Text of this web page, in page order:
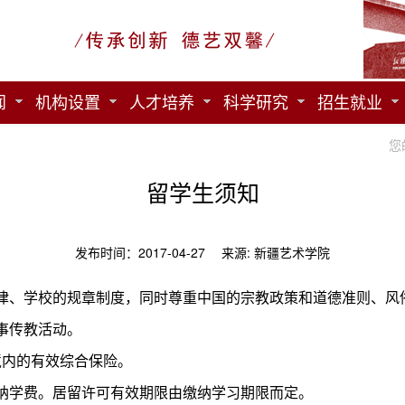
机构设置 人才培养 科学研究 招生就业
留学生须知
发布时间：2017-04-27 来源: 新疆艺术学院
、学校的规章制度，同时尊重中国的宗教政策和道德准则、风
教活动。
的有效综合保险。
费。居留许可有效期限由缴纳学习期限而定。